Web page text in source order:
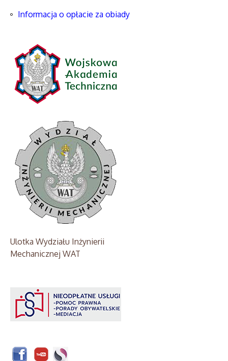
Informacja o opłacie za obiady
Ulotka Wydziału Inżynierii
Mechanicznej WAT